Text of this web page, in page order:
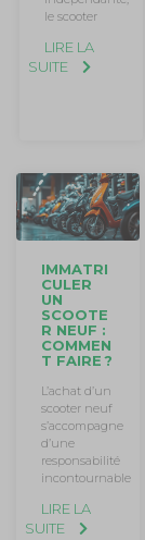
le scooter
LIRE LA
SUITE
IMMATRI
CULER
UN
SCOOTE
R NEUF :
COMMEN
T FAIRE ?
L’achat d’un
scooter neuf
s’accompagne
d’une
responsabilité
incontournable
LIRE LA
SUITE